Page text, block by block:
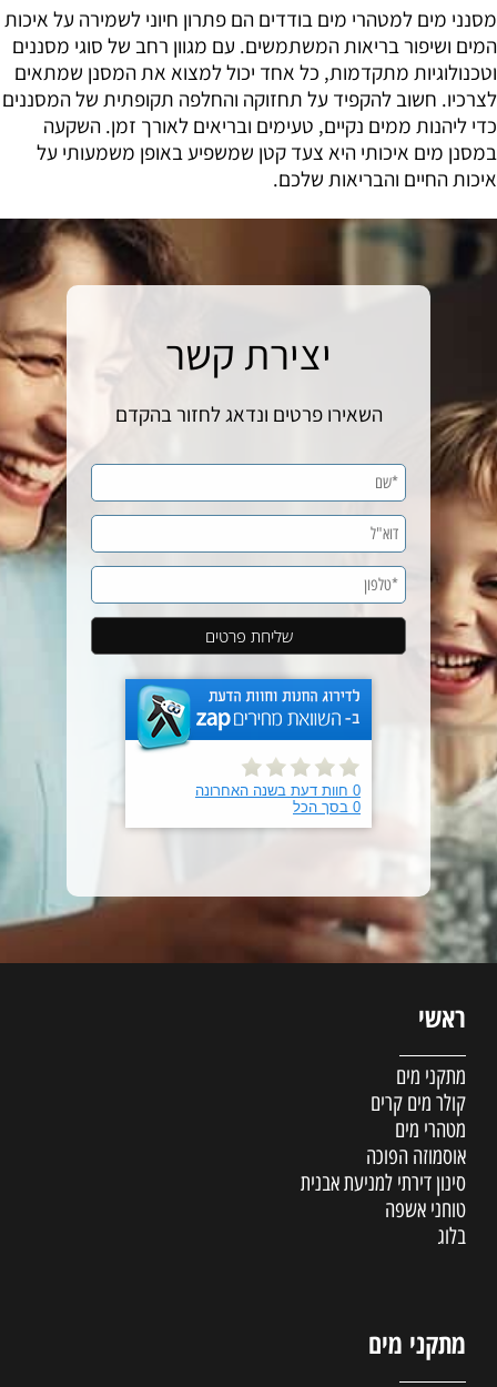
מסנני מים למטהרי מים בודדים הם פתרון חיוני לשמירה על איכות
המים ושיפור בריאות המשתמשים. עם מגוון רחב של סוגי מסננים
וטכנולוגיות מתקדמות, כל אחד יכול למצוא את המסנן שמתאים
לצרכיו. חשוב להקפיד על תחזוקה והחלפה תקופתית של המסננים
כדי ליהנות ממים נקיים, טעימים ובריאים לאורך זמן. השקעה
במסנן מים איכותי היא צעד קטן שמשפיע באופן משמעותי על
איכות החיים והבריאות שלכם.
יצירת קשר
השאירו פרטים ונדאג לחזור בהקדם
ראשי
מתקני מים
קולר מים קרים
מטהרי מים
אוסמוזה הפוכה
סינון דירתי למניעת אבנית
טוחני אשפה
בלוג
מתקני מים